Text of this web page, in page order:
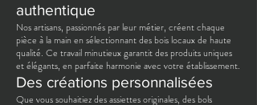
authentique
Nos artisans, passionnés par leur métier, créent chaque
pièce à la main en sélectionnant des bois locaux de haute
qualité. Ce travail minutieux garantit des produits uniques
et élégants, en parfaite harmonie avec votre établissement.
Des créations personnalisées
Que vous souhaitiez des assiettes originales, des bols